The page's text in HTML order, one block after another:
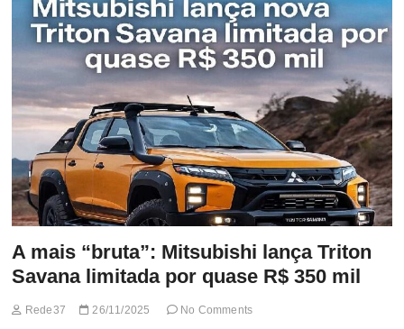
t
t
o
n
A mais “bruta”: Mitsubishi lança Triton
Savana limitada por quase R$ 350 mil
Rede37 26/11/2025 No Comments